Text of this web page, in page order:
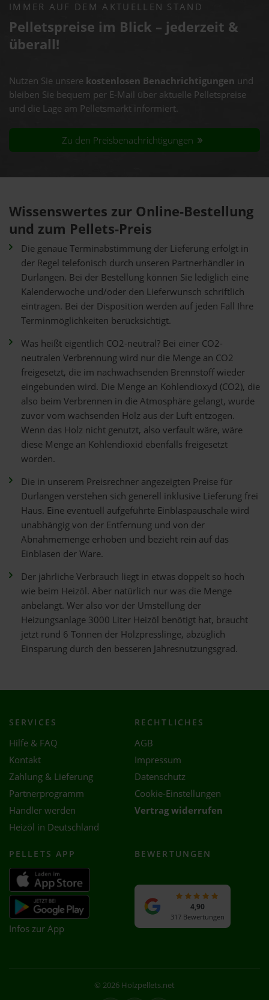
IMMER AUF DEM AKTUELLEN STAND
Pelletspreise im Blick – jederzeit &
überall!
Nutzen Sie unsere kostenlosen Benachrichtigungen und
bleiben Sie bequem per E-Mail über aktuelle Pelletspreise
und die Lage am Pelletsmarkt informiert.
Zu den Preisbenachrichtigungen
Wissenswertes zur Online-Bestellung
und zum Pellets-Preis
Die genaue Terminabstimmung der Lieferung erfolgt in
der Regel telefonisch durch unseren Partnerhändler in
Durlangen. Bei der Bestellung können Sie lediglich eine
Kalenderwoche und/oder den Lieferwunsch schriftlich
eintragen. Bei der Disposition werden auf jeden Fall Ihre
Terminmöglichkeiten berücksichtigt.
Was heißt eigentlich CO2-neutral? Bei einer CO2-
neutralen Verbrennung wird nur die Menge an CO2
freigesetzt, die im nachwachsenden Brennstoff wieder
eingebunden wird. Die Menge an Kohlendioxyd (CO2), die
also beim Verbrennen in die Atmosphäre gelangt, wurde
zuvor vom wachsenden Holz aus der Luft entzogen.
Wenn das Holz nicht genutzt, also verfault wäre, wäre
diese Menge an Kohlendioxid ebenfalls freigesetzt
worden.
Die in unserem Preisrechner angezeigten Preise für
Durlangen verstehen sich generell inklusive Lieferung frei
Haus. Eine eventuell aufgeführte Einblaspauschale wird
unabhängig von der Entfernung und von der
Abnahmemenge erhoben und bezieht rein auf das
Einblasen der Ware.
Der jährliche Verbrauch liegt in etwas doppelt so hoch
wie beim Heizöl. Aber natürlich nur was die Menge
anbelangt. Wer also vor der Umstellung der
Heizungsanlage 3000 Liter Heizöl benötigt hat, braucht
jetzt rund 6 Tonnen der Holzpresslinge, abzüglich
Einsparung durch den besseren Jahresnutzungsgrad.
SERVICES
Hilfe & FAQ
Kontakt
Zahlung & Lieferung
Partnerprogramm
Händler werden
Heizöl in Deutschland
RECHTLICHES
AGB
Impressum
Datenschutz
Cookie-Einstellungen
Vertrag widerrufen
PELLETS APP
Infos zur App
BEWERTUNGEN
4,90
317 Bewertungen
© 2026 Holzpellets.net